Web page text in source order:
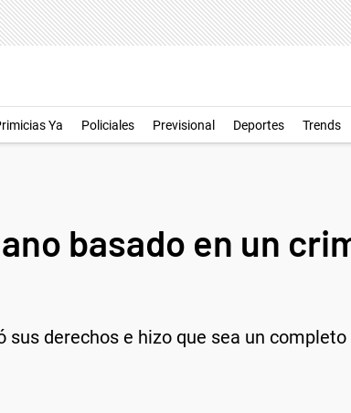
Ya Policiales Previsional Deportes Trends
basado en un
derechos e hizo que sea un